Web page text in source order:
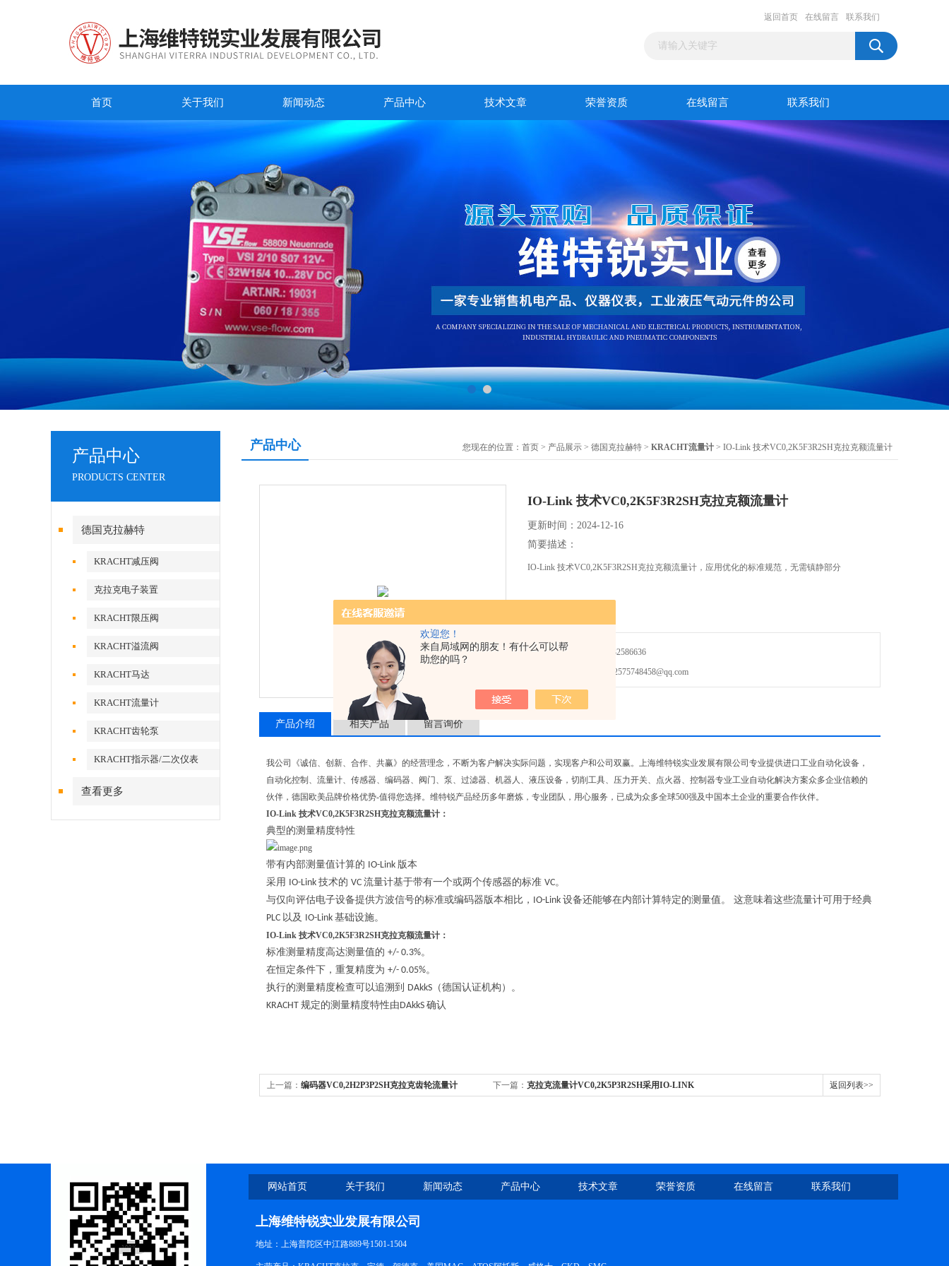
欢迎您！
来自局域网的朋友！有什么可以帮
助您的吗？
返回首页 在线留言 联系我们
首页 关于我们 新闻动态 产品中心 技术文章 荣誉资质 在线留言 联系我们
产品中心
PRODUCTS CENTER
德国克拉赫特
KRACHT减压阀
克拉克电子装置
KRACHT限压阀
KRACHT溢流阀
KRACHT马达
KRACHT流量计
KRACHT齿轮泵
KRACHT指示器/二次仪表
查看更多
产品中心 您现在的位置： 首页 > 产品展示 > 德国克拉赫特 > KRACHT流量计 > IO-Link 技术VC0,2K5F3R2SH克拉克额流量计
IO-Link 技术VC0,2K5F3R2SH克拉克额流量计
更新时间：2024-12-16
简要描述：
IO-Link 技术VC0,2K5F3R2SH克拉克额流量计，应用优化的标准规范，无需镇静部分
免费咨询：021-32586636
发邮件给我们：2575748458@qq.com
产品介绍 相关产品 留言询价
我公司《诚信、创新、合作、共赢》的经营理念，不断为客户解决实际问题，实现客户和公司双赢。上海维特锐实业发展有限公司专业提供进口工业自动化设备，
自动化控制、流量计、传感器、编码器、阀门、泵、过滤器、机器人、液压设备，切削工具、压力开关、点火器、控制器专业工业自动化解决方案众多企业信赖的
伙伴，德国欧美品牌价格优势-值得您选择。维特锐产品经历多年磨炼，专业团队，用心服务，已成为众多全球500强及中国本土企业的重要合作伙伴。
IO-Link 技术VC0,2K5F3R2SH克拉克额流量计 ：
典型的测量精度特性
带有内部测量值计算的 IO-Link 版本
采用 IO-Link 技术的 VC 流量计基于带有一个或两个传感器的标准 VC。
与仅向评估电子设备提供方波信号的标准或编码器版本相比， IO-Link 设备还能够在内部计算特定的测量值。 这意味着这些流量计可用于经典
PLC 以及 IO-Link 基础设施。
IO-Link 技术VC0,2K5F3R2SH克拉克额流量计 ：
标准测量精度高达测量值的 +/- 0.3%。
在恒定条件下，重复精度为 +/- 0.05%。
执行的测量精度检查可以追溯到 DAkkS （德国认证机构）。
KRACHT 规定的测量精度特性由DAkkS 确认
上一篇： 编码器VC0,2H2P3P2SH克拉克齿轮流量计 下一篇： 克拉克流量计VC0,2K5P3R2SH采用IO-LINK 返回列表>>
网站首页 关于我们 新闻动态 产品中心 技术文章 荣誉资质 在线留言 联系我们
上海维特锐实业发展有限公司
地址：上海普陀区中江路889号1501-1504